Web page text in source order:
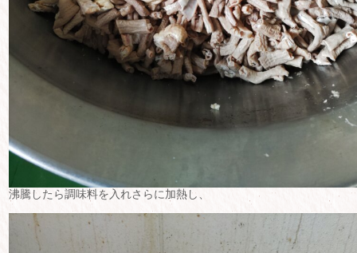
沸騰したら調味料を入れさらに加熱し、